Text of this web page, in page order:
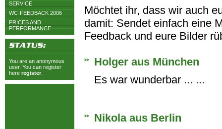
SERVICE
WC-FEEDBACK 2006
PRICES AND
PERFORMANCE
You are an anonymous
user. You can register
here register
Möchtet ihr, dass wir auch
damit: Sendet einfach eine
Feedback und eure Bilder
Holger aus München
Es war wunderbar ... ...
Nikola aus Berlin